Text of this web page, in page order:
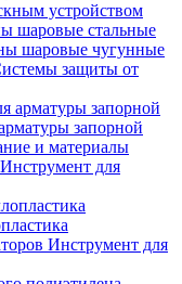
устройством
шаровые стальные
шаровые чугунные
защиты от
запорной
и материалы
Инструмент для
Инструмент для